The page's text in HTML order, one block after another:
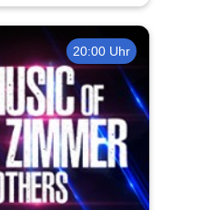
20:00 Uhr